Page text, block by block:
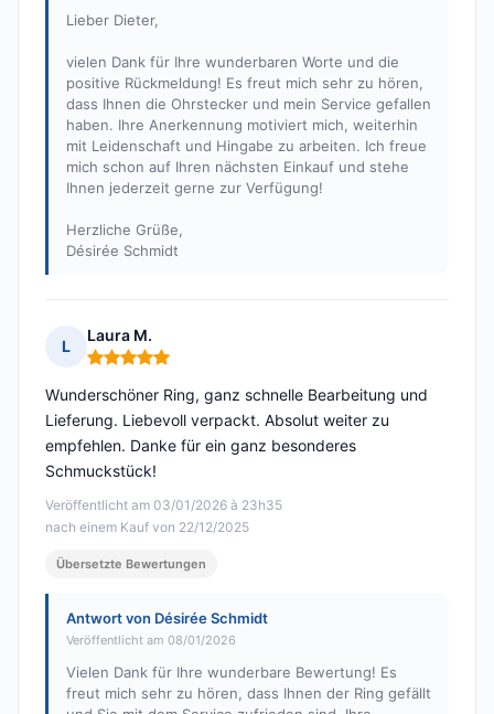
Lieber Dieter,
vielen Dank für Ihre wunderbaren Worte und die
positive Rückmeldung! Es freut mich sehr zu hören,
dass Ihnen die Ohrstecker und mein Service gefallen
haben. Ihre Anerkennung motiviert mich, weiterhin
mit Leidenschaft und Hingabe zu arbeiten. Ich freue
mich schon auf Ihren nächsten Einkauf und stehe
Ihnen jederzeit gerne zur Verfügung!
Herzliche Grüße,
Désirée Schmidt
L
Laura M.
Hinweis: 5 von 5
Veröffentlicht am 03/01/2026 à 23h35
nach einem Kauf von 22/12/2025
Wunderschöner Ring, ganz schnelle Bearbeitung und
Lieferung. Liebevoll verpackt. Absolut weiter zu
empfehlen. Danke für ein ganz besonderes
Schmuckstück!
Übersetzte Bewertungen
Antwort von Désirée Schmidt
Veröffentlicht am 08/01/2026
Vielen Dank für Ihre wunderbare Bewertung! Es
freut mich sehr zu hören, dass Ihnen der Ring gefällt